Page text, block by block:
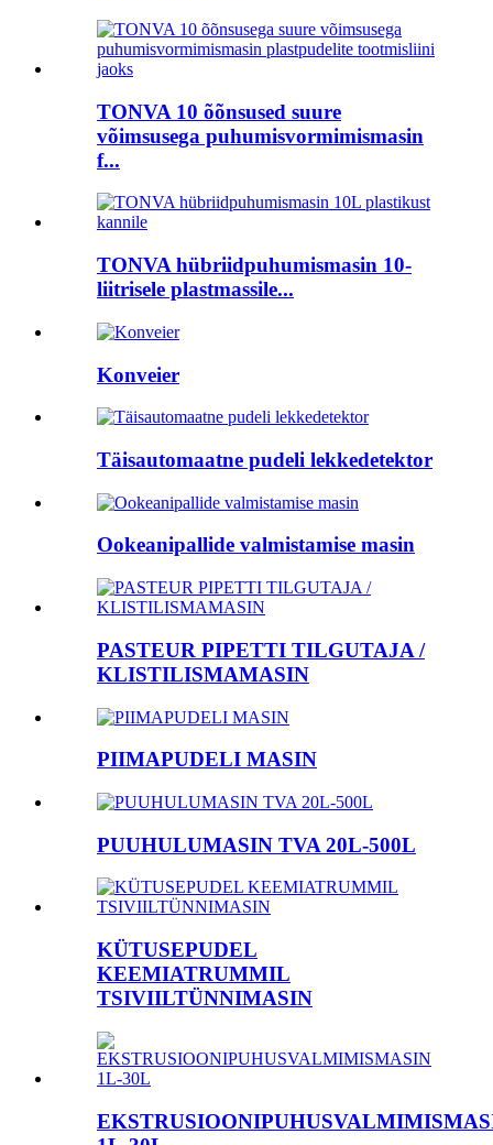
TONVA 10 õõnsused suure
võimsusega puhumisvormimismasin
f...
TONVA hübriidpuhumismasin 10-
liitrisele plastmassile...
Konveier
Täisautomaatne pudeli lekkedetektor
Ookeanipallide valmistamise masin
PASTEUR PIPETTI TILGUTAJA /
KLISTILISMAMASIN
PIIMAPUDELI MASIN
PUUHULUMASIN TVA 20L-500L
KÜTUSEPUDEL
KEEMIATRUMMIL
TSIVIILTÜNNIMASIN